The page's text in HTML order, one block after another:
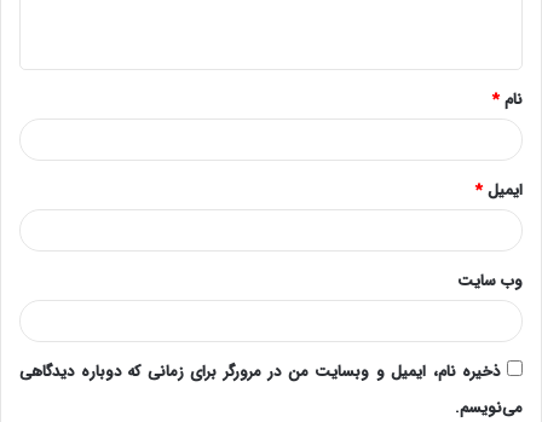
*
نام*
ایمیل*
وب‌ سایت
ذخیره نام، ایمیل و وبسایت من در مرورگر برای زمانی که دوباره دیدگاهی
می‌نویسم.